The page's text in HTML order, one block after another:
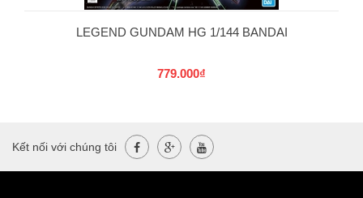
LEGEND GUNDAM HG 1/144 BANDAI
779.000₫
Kết nối với chúng tôi